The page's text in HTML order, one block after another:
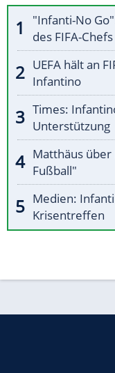
"Infanti-No
des FIFA-Chefs
UEFA hält an
Infantino
Times:
Unterstützung
Matthäus
Fußball"
Medien:
Krisentreffen